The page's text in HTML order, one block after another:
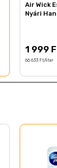
Air Wick
Nyári
1 999
66 633 Ft/liter